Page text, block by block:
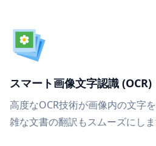
スマート画像文字認識 (OCR)
高度なOCR技術が画像内の文字
雑な文書の翻訳もスムーズにしま